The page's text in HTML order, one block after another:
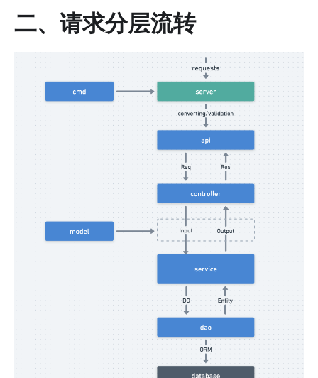
二、请求分层流转